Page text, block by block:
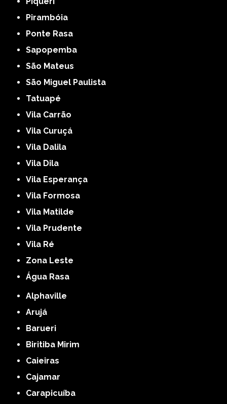
Pirambóia
Ponte Rasa
Sapopemba
São Mateus
São Miguel Paulista
Tatuapé
Vila Carrão
Vila Curuçá
Vila Dalila
Vila Dila
Vila Esperança
Vila Formosa
Vila Matilde
Vila Prudente
Vila Ré
Zona Leste
Água Rasa
Alphaville
Arujá
Barueri
Biritiba Mirim
Caieiras
Cajamar
Carapicuíba